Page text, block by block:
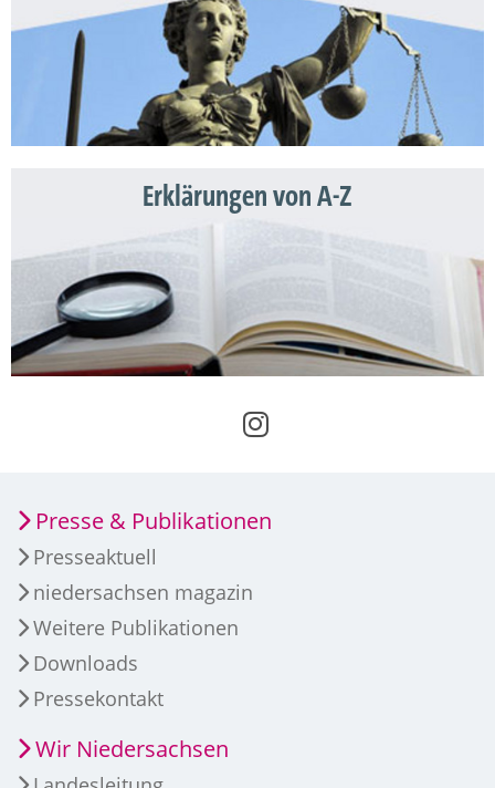
Erklärungen von A-Z
Presse & Publikationen
Presseaktuell
niedersachsen magazin
Weitere Publikationen
Downloads
Pressekontakt
Wir Niedersachsen